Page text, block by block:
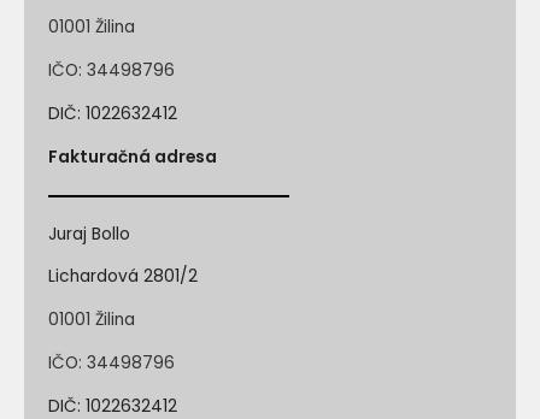
01001 Žilina
IČO: 34498796
DIČ: 1022632412
Fakturačná adresa
Juraj Bollo
Lichardová 2801/2
01001 Žilina
IČO: 34498796
DIČ: 1022632412